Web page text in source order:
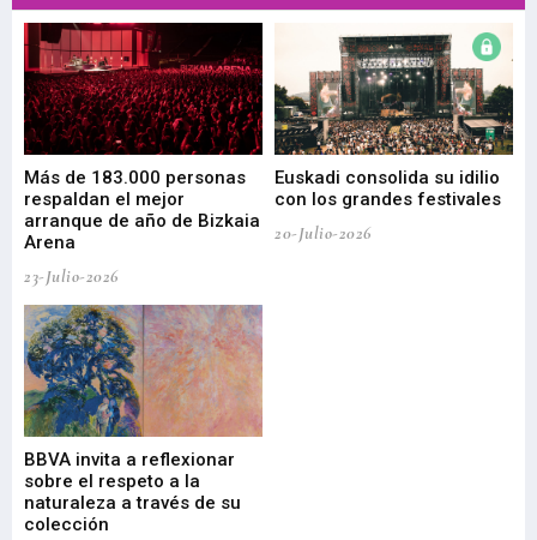
Más de 183.000 personas
respaldan el mejor
arranque de año de Bizkaia
Arena
23-Julio-2026
Euskadi consolida su idilio
con los grandes festivales
20-Julio-2026
BBVA invita a reflexionar
sobre el respeto a la
naturaleza a través de su
colección